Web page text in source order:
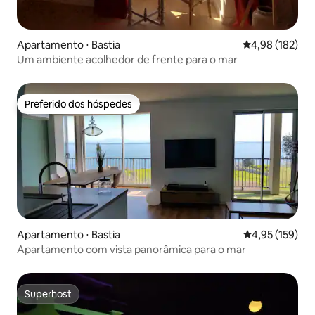
Apartamento ⋅ Bastia 4,98 de uma
4,98 (182)
Um ambiente acolhedor de frente para o mar
Preferido dos hóspedes
Preferido dos hóspedes
Apartamento ⋅ Bastia 4,95 de uma
4,95 (159)
Apartamento com vista panorâmica para o mar
Superhost
Superhost